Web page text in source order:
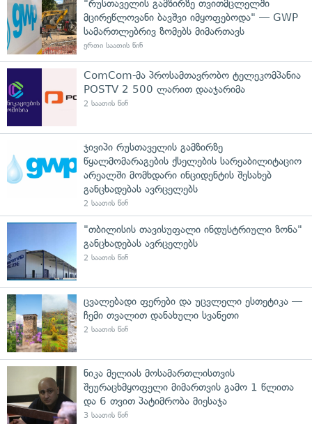
"რუსთაველის გამზირზე თვითმცლელში
მცირეწლოვანი ბავშვი იმყოფებოდა" — GWP
სამართლებრივ ზომებს მიმართავს
ერთი საათის წინ
ComCom-მა პროსამთავრობო ტელეკომპანია
POSTV 2 500 ლარით დააჯარიმა
2 საათის წინ
ჯივიპი რუსთაველის გამზირზე
წყალმომარაგების ქსელების სარეაბილიტაციო
არეალში მომხდარი ინციდენტის შესახებ
განცხადებას ავრცელებს
2 საათის წინ
"თბილისის თავისუფალი ინდუსტრიული ზონა"
განცხადებას ავრცელებს
2 საათის წინ
ცვალებადი ფერები და უცვლელი ესთეტიკა —
ჩემი თვალით დანახული სვანეთი
2 საათის წინ
ნიკა მელიას მოსამართლისთვის
შეურაცხმყოფელი მიმართვის გამო 1 წლითა
და 6 თვით პატიმრობა მიესაჯა
3 საათის წინ